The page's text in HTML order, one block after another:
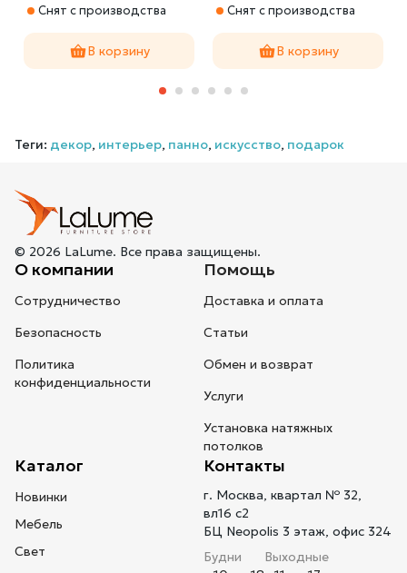
Снят с производства
В корзину
Снят с производства
В корзину
Теги: декор, интерьер, панно, искусство, подарок
© 2026 LaLume. Все права защищены.
О компании
Сотрудничество
Безопасность
Политика
конфиденциальности
Помощь
Доставка и оплата
Статьи
Обмен и возврат
Услуги
Установка натяжных
потолков
Каталог
Новинки
Мебель
Свет
Контакты
г. Москва, квартал № 32,
вл16 с2
БЦ Neopolis 3 этаж, офис 324
Будни
Выходные